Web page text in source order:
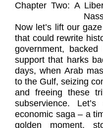
Chapter Two: A
Now let’s lift our
that could rewrite
government,
support that harks
days, when Arab
to the Gulf, seizing
and freeing these
subservience.
economic saga – a
golden moment,